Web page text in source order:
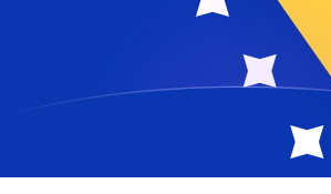
nécessaires pour vos transferts
et la gestion de vos devises.
programmez des alertes de taux et
l'argent à l'étranger sans frais